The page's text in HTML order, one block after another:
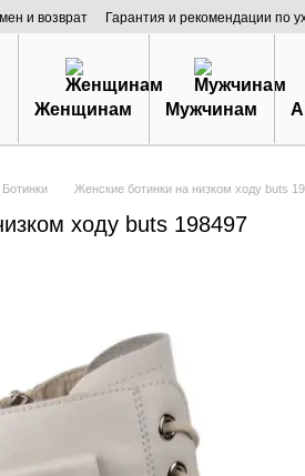
и возврат Гарантия и рекомендации по
нас
Женщинам Мужчинам
Ботинки Женские ботинки на низком ходу buts
ходу buts 198497